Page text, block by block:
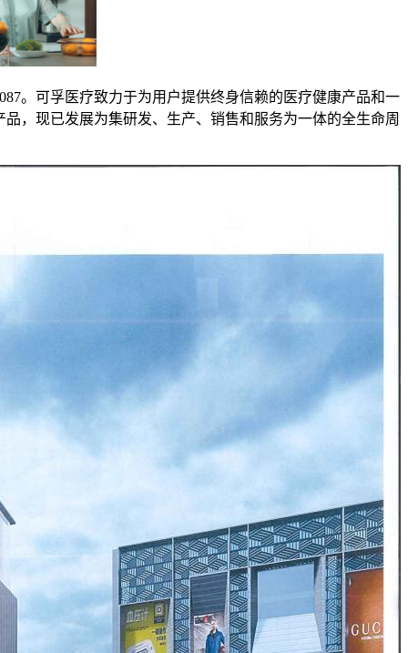
。可孚医疗致力于为用户提供终身信赖的医疗健康产品和一
，现已发展为集研发、生产、销售和服务为一体的全生命周